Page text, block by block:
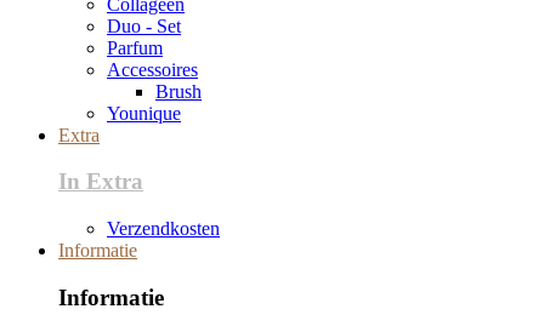
Duo - Set
Parfum
Accessoires
Brush
Younique
Extra
In Extra
Verzendkosten
Informatie
Informatie